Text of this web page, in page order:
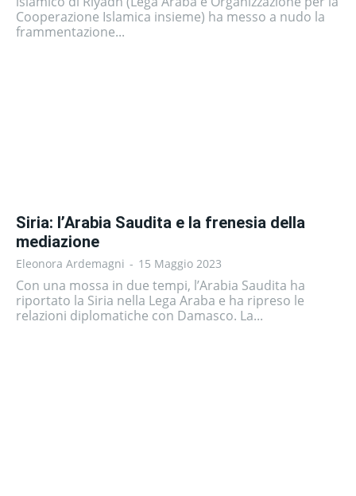
Cooperazione Islamica insieme) ha messo a nudo la
frammentazione...
Siria: l’Arabia Saudita e la frenesia della
mediazione
Eleonora Ardemagni - 15 Maggio 2023
Con una mossa in due tempi, l’Arabia Saudita ha
riportato la Siria nella Lega Araba e ha ripreso le
relazioni diplomatiche con Damasco. La...